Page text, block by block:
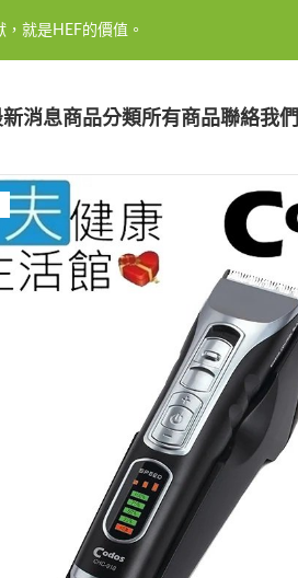
是HEF的價值。
消息商品分類所有商品聯絡我們